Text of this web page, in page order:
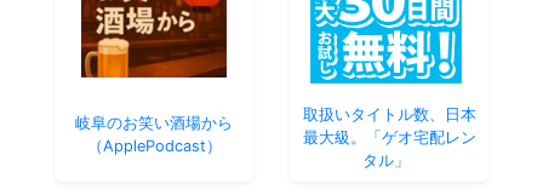
岐阜のお笑い酒場から
（ApplePodcast）
取扱いタイトル数、日本
最大級。「ゲオ宅配レン
タル」